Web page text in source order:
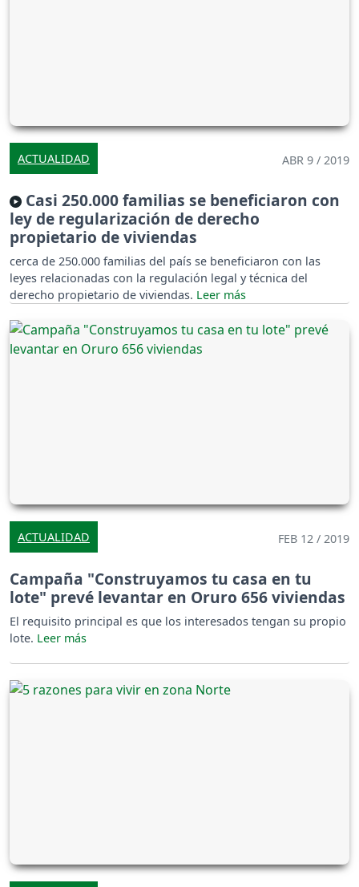
ACTUALIDAD ABR 9 / 2019
Casi 250.000 familias se beneficiaron con
ley de regularización de derecho
propietario de viviendas
cerca de 250.000 familias del país se beneficiaron con las
leyes relacionadas con la regulación legal y técnica del
derecho propietario de viviendas.
ACTUALIDAD FEB 12 / 2019
Campaña "Construyamos tu casa en tu
lote" prevé levantar en Oruro 656 viviendas
El requisito principal es que los interesados tengan su propio
lote.